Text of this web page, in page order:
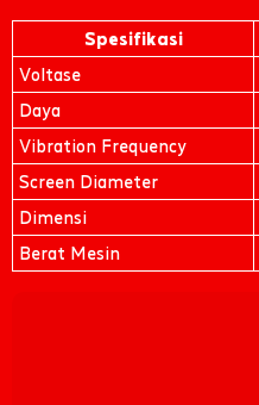
Spesifikasi
Voltase
Daya
Vibration Frequency
Screen Diameter
Dimensi
Berat Mesin